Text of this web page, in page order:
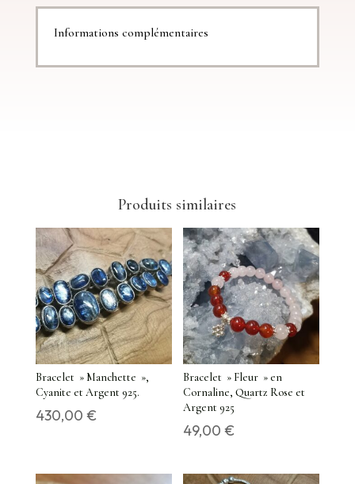
Informations complémentaires
Produits similaires
Bracelet » Manchette »,
Cyanite et Argent 925.
430,00 €
Bracelet » Fleur » en
Cornaline, Quartz Rose et
Argent 925
49,00€